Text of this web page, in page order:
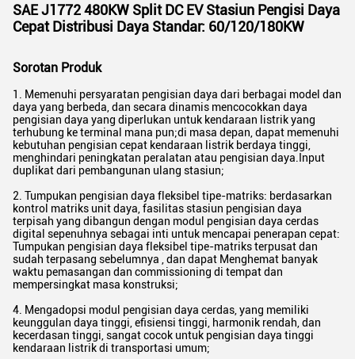
SAE J1772 480KW Split DC EV Stasiun Pengisi Daya
Cepat Distribusi Daya Standar: 60/120/180KW
Sorotan Produk
1. Memenuhi persyaratan pengisian daya dari berbagai model dan
daya yang berbeda, dan secara dinamis mencocokkan daya
pengisian daya yang diperlukan untuk kendaraan listrik yang
terhubung ke terminal mana pun;di masa depan, dapat memenuhi
kebutuhan pengisian cepat kendaraan listrik berdaya tinggi,
menghindari peningkatan peralatan atau pengisian daya.Input
duplikat dari pembangunan ulang stasiun;
2. Tumpukan pengisian daya fleksibel tipe-matriks: berdasarkan
kontrol matriks unit daya, fasilitas stasiun pengisian daya
terpisah yang dibangun dengan modul pengisian daya cerdas
digital sepenuhnya sebagai inti untuk mencapai penerapan cepat:
Tumpukan pengisian daya fleksibel tipe-matriks terpusat dan
sudah terpasang sebelumnya , dan dapat Menghemat banyak
waktu pemasangan dan commissioning di tempat dan
mempersingkat masa konstruksi;
4. Mengadopsi modul pengisian daya cerdas, yang memiliki
keunggulan daya tinggi, efisiensi tinggi, harmonik rendah, dan
kecerdasan tinggi, sangat cocok untuk pengisian daya tinggi
kendaraan listrik di transportasi umum;